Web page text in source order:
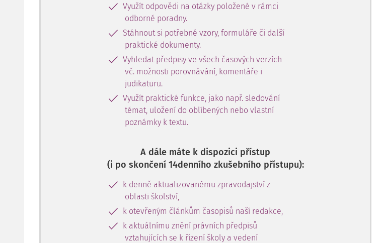
Využít odpovědi na otázky položené v rámci
odborné poradny.
Stáhnout si potřebné vzory, formuláře či další
praktické dokumenty.
Vyhledat předpisy ve všech časových verzích
vč. možnosti porovnávání, komentáře i
judikaturu.
Využít praktické funkce, jako např. sledování
témat, uložení do oblíbených nebo vlastní
poznámky k textu.
A dále máte k dispozici přístup
(i po skončení 14denního zkušebního přístupu):
k denně aktualizovanému zpravodajství z
oblasti školství,
k otevřeným článkům časopisů naší redakce,
k aktuálnímu znění právních předpisů
vztahujících se k řízení školy a vedení